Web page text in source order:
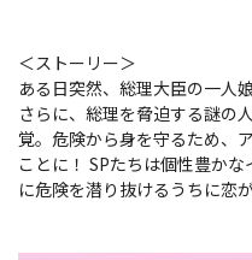
＜ストーリー＞
ある日突然、総理大臣の一人
さらに、総理を脅迫する謎の
覚。危険から身を守るため、
ことに！ SPたちは個性豊か
に危険を潜り抜けるうちに恋